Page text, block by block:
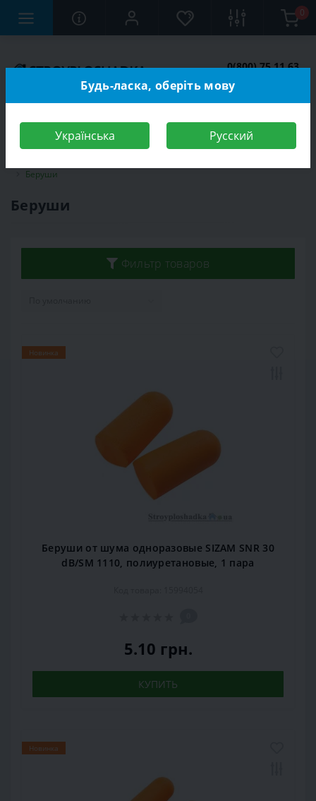
0
0(800) 75 11 63
Беруши
Беруши
Фильтр товаров
Новинка
Беруши от шума одноразовые SIZAM SNR 30
dB/SM 1110, полиуретановые, 1 пара
5.10 грн.
КУПИТЬ
Новинка
Будь-ласка, оберіть мову
Українська Русский